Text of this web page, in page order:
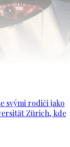
svými rodiči jako
Zürich, kde